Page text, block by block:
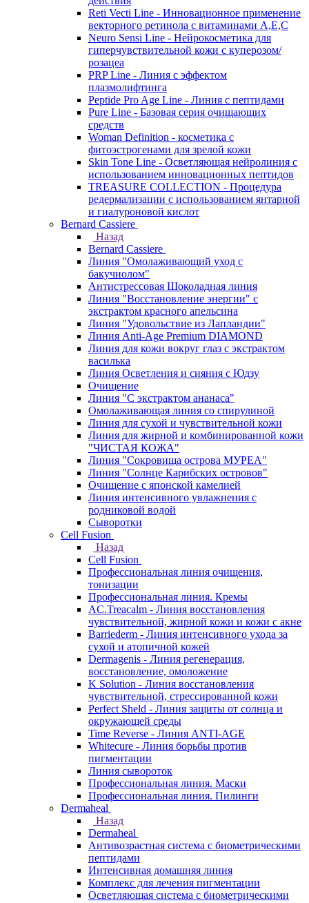
Reti Vecti Line - Инновационное применение
векторного ретинола с витаминами A,Е,С
Neuro Sensi Line - Нейрокосметика для
гиперчувствительной кожи с куперозом/
розацеа
PRP Line - Линия с эффектом
плазмолифтинга
Peptide Pro Age Line - Линия с пептидами
Pure Line - Базовая серия очищающих
средств
Woman Definition - косметика с
фитоэстрогенами для зрелой кожи
Skin Tone Line - Осветляющая нейролиния с
использованием инновационных пептидов
TREASURE COLLECTION - Процедура
редермализации с использованием янтарной
и гиалуроновой кислот
Bernard Cassiere
Назад
Bernard Cassiere
Линия "Омолаживающий уход с
бакучиолом"
Антистрессовая Шоколадная линия
Линия "Восстановление энергии" с
экстрактом красного апельсина
Линия "Удовольствие из Лапландии"
Линия Anti-Age Premium DIAMOND
Линия для кожи вокруг глаз с экстрактом
василька
Линия Осветления и сияния с Юдзу
Очищение
Линия "С экстрактом ананаса"
Омолаживающая линия со спирулиной
Линия для сухой и чувствительной кожи
Линия для жирной и комбинированной кожи
"ЧИСТАЯ КОЖА"
Линия "Сокровища острова МУРЕА"
Линия "Солнце Карибских островов"
Очищение с японской камелией
Линия интенсивного увлажнения с
родниковой водой
Сыворотки
Cell Fusion
Назад
Cell Fusion
Профессиональная линия очищения,
тонизации
Профессиональная линия. Кремы
AC.Treacalm - Линия восстановления
чувствительной, жирной кожи и кожи с акне
Barriederm - Линия интенсивного ухода за
сухой и атопичной кожей
Dermagenis - Линия регенерация,
восстановление, омоложение
K Solution - Линия восстановления
чувствительной, стрессированной кожи
Perfect Sheld - Линия защиты от солнца и
окружающей среды
Time Reverse - Линия ANTI-AGE
Whitecure - Линия борьбы против
пигментации
Линия сывороток
Профессиональная линия. Маски
Профессиональная линия. Пилинги
Dermaheal
Назад
Dermaheal
Антивозрастная система с биометрическими
пептидами
Интенсивная домашняя линия
Комплекс для лечения пигментации
Осветляющая система с биометрическими